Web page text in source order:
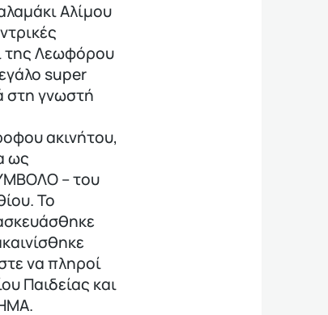
Αλίμου
της Λεωφόρου
super
στη γνωστή
ακινήτου,
ως
– του
Το
να πληροί
Παιδείας και